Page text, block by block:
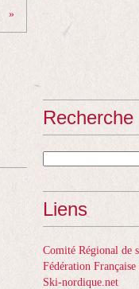
Recherche
Liens
Comité Régional de
Fédération
Ski-nordique.net